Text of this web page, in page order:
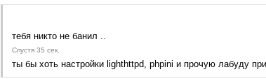
тебя никто не банил ..
Спустя 35 сек.
ты бы хоть настройки lighthttpd, phpini и прочую лабуду